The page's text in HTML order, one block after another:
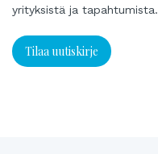
yrityksistä ja tapahtumista.
Tilaa uutiskirje